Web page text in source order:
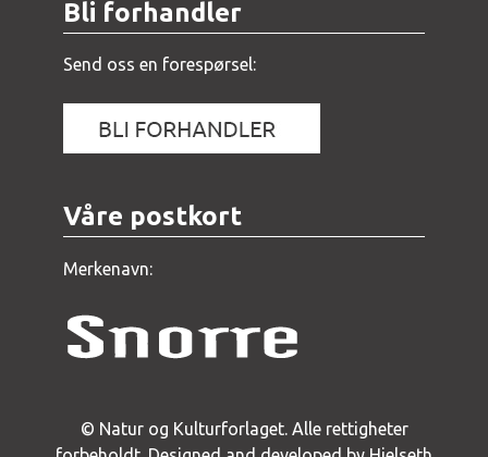
Bli forhandler
Send oss en forespørsel:
Våre postkort
Merkenavn:
© Natur og Kulturforlaget. Alle rettigheter